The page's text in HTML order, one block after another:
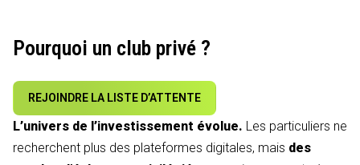
Pourquoi un club privé ?
REJOINDRE LA LISTE D’ATTENTE
L’univers de l’investissement évolue. Les particuliers ne
recherchent plus des plateformes digitales, mais des